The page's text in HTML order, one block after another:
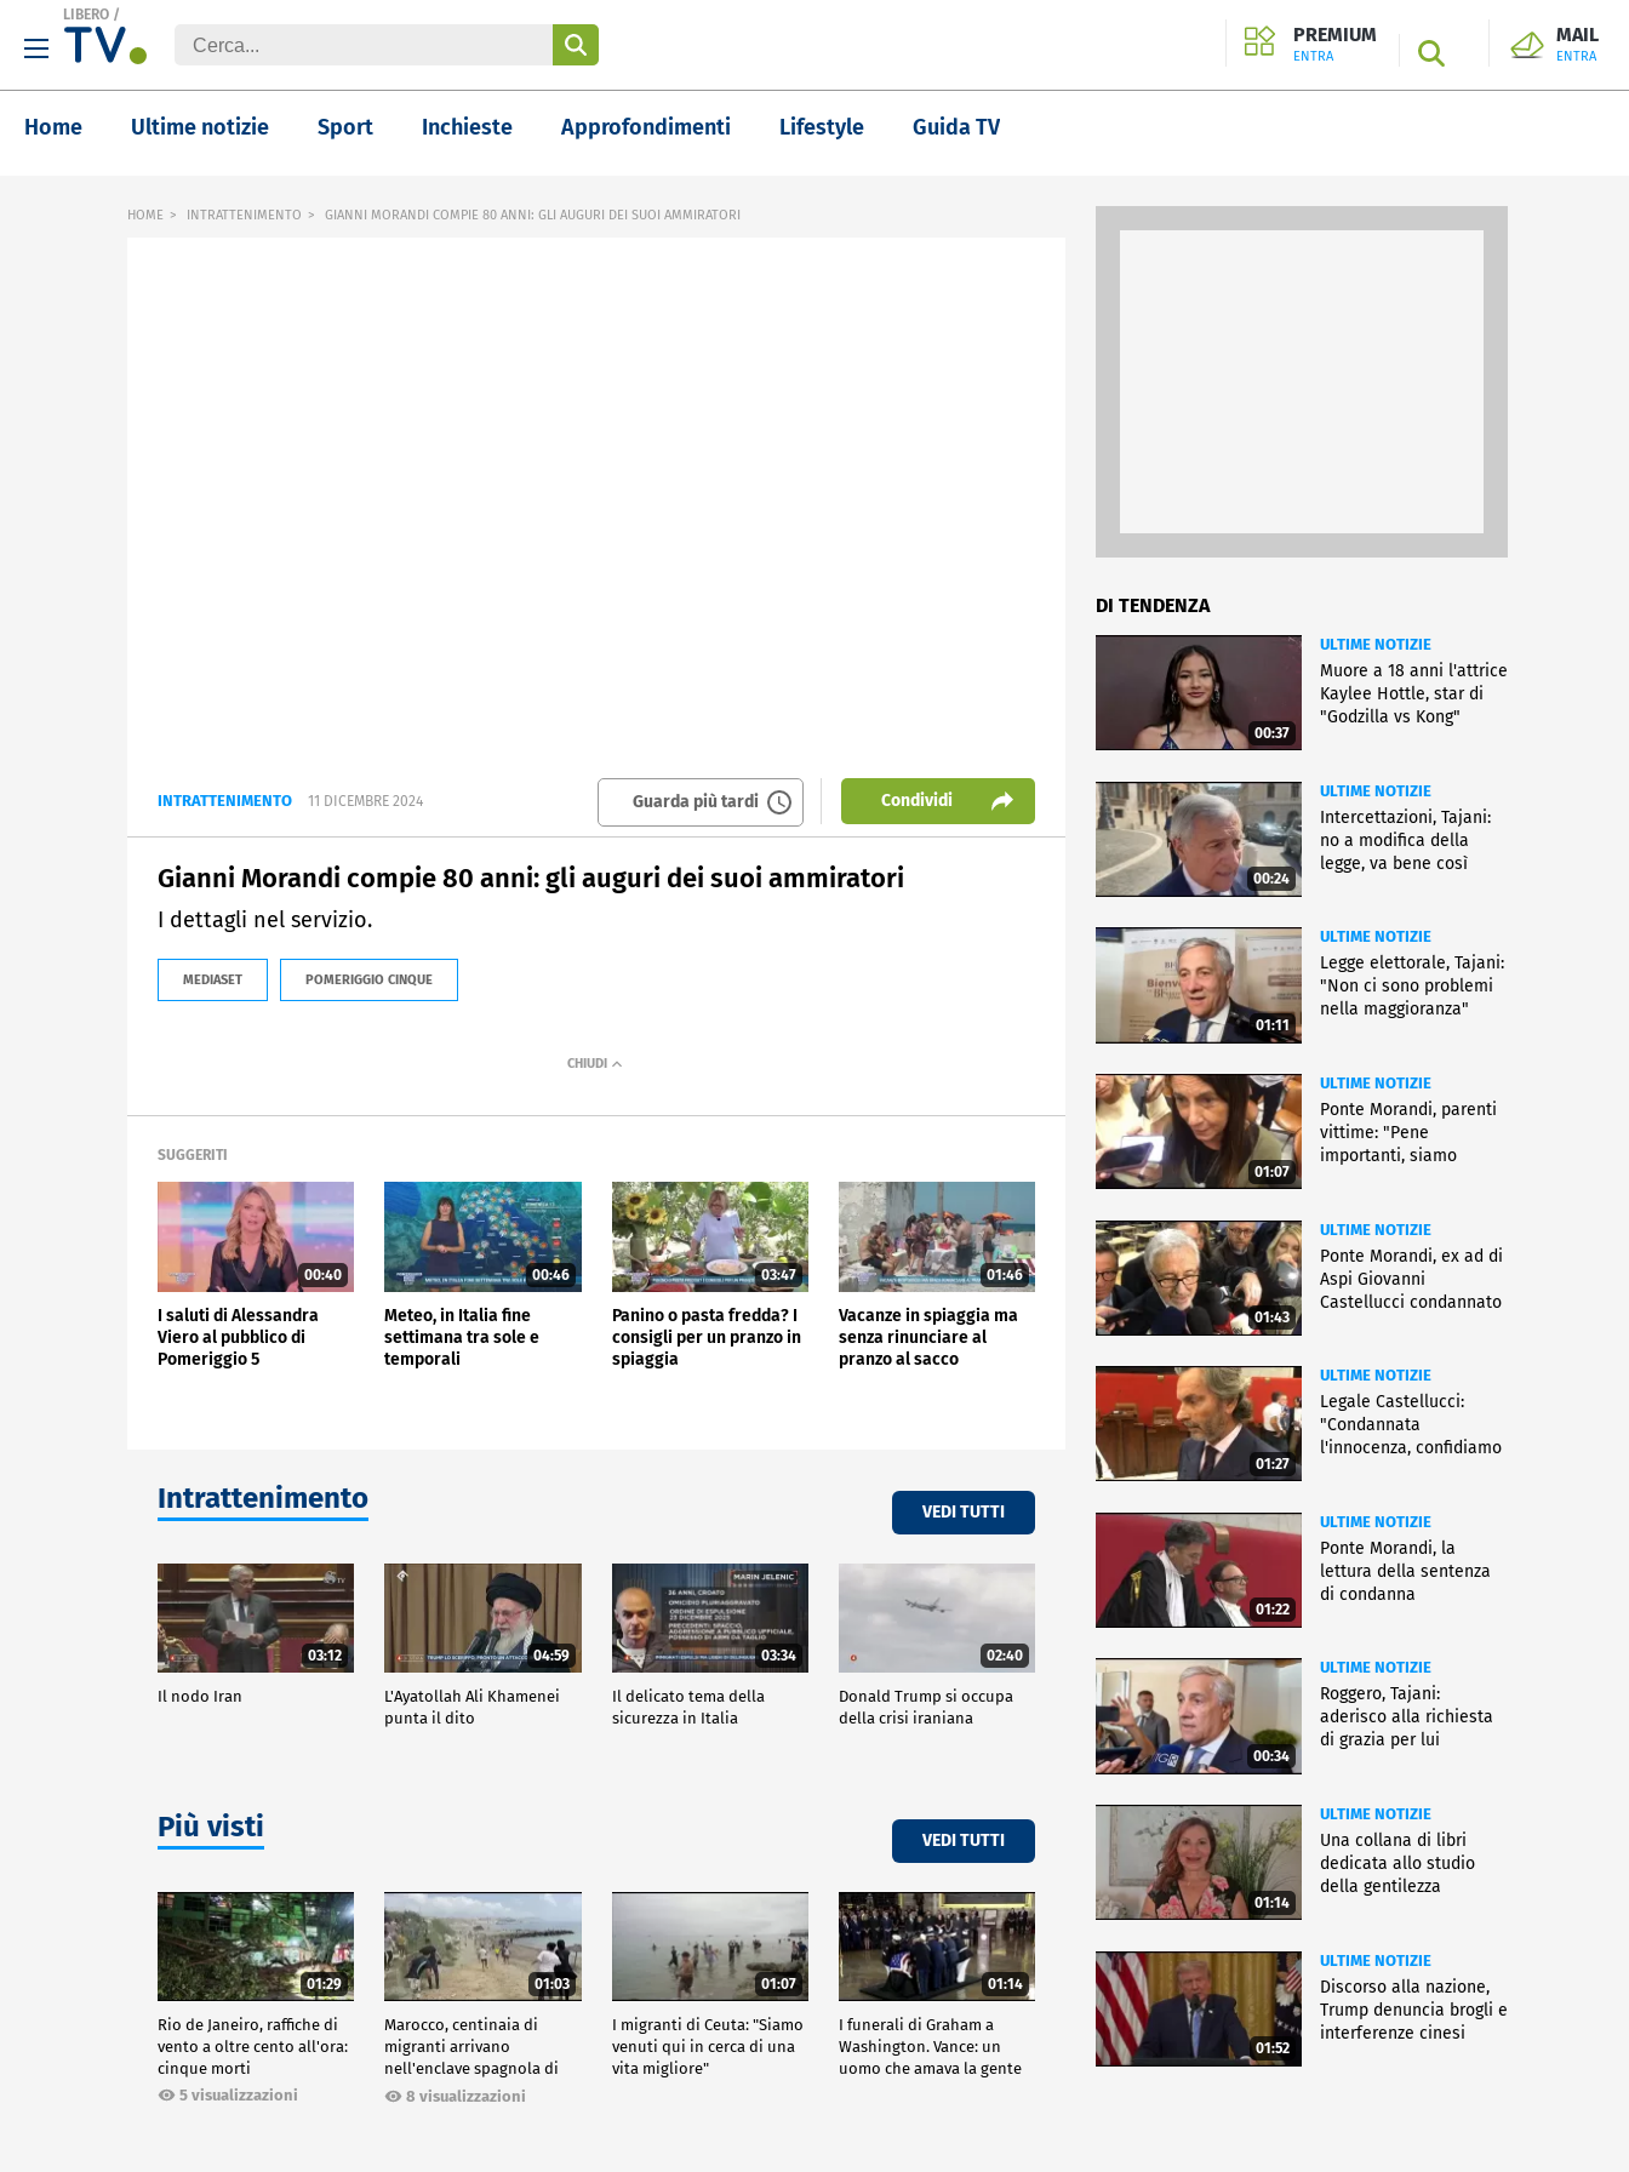
LIBERO /
PREMIUM
ENTRA SEARCH
MAIL
ENTRA
Home Ultime notizie Sport Inchieste Approfondimenti Lifestyle Guida TV
HOME INTRATTENIMENTO GIANNI MORANDI COMPIE 80 ANNI: GLI AUGURI DEI SUOI AMMIRATORI
INTRATTENIMENTO 11 DICEMBRE 2024 Guarda più tardi Condividi
Gianni Morandi compie 80 anni: gli auguri dei suoi ammiratori
I dettagli nel servizio.
MEDIASET POMERIGGIO CINQUE
SUGGERITI
00:40
I saluti di Alessandra
Viero al pubblico di
Pomeriggio 5
00:46
Meteo, in Italia fine
settimana tra sole e
temporali
03:47
Panino o pasta fredda? I
consigli per un pranzo in
spiaggia
01:46
Vacanze in spiaggia ma
senza rinunciare al
pranzo al sacco
Intrattenimento VEDI TUTTI
03:12
Il nodo Iran
04:59
L'Ayatollah Ali Khamenei
punta il dito
03:34
Il delicato tema della
sicurezza in Italia
02:40
Donald Trump si occupa
della crisi iraniana
Più visti VEDI TUTTI
01:29
Rio de Janeiro, raffiche di
vento a oltre cento all'ora:
cinque morti
5 visualizzazioni
01:03
Marocco, centinaia di
migranti arrivano
nell'enclave spagnola di
Ceuta8 visualizzazioni
01:07
I migranti di Ceuta: "Siamo
venuti qui in cerca di una
vita migliore"
01:14
I funerali di Graham a
Washington. Vance: un
uomo che amava la gente
DI TENDENZA
00:37
ULTIME NOTIZIE
Muore a 18 anni l'attrice
Kaylee Hottle, star di
"Godzilla vs Kong"
00:24
ULTIME NOTIZIE
Intercettazioni, Tajani:
no a modifica della
legge, va bene così
01:11
ULTIME NOTIZIE
Legge elettorale, Tajani:
"Non ci sono problemi
nella maggioranza"
01:07
ULTIME NOTIZIE
Ponte Morandi, parenti
vittime: "Pene
importanti, siamo
01:43
ULTIME NOTIZIE
Ponte Morandi, ex ad di
Aspi Giovanni
Castellucci condannato
01:27
ULTIME NOTIZIE
Legale Castellucci:
"Condannata
l'innocenza, confidiamo
01:22
ULTIME NOTIZIE
Ponte Morandi, la
lettura della sentenza
di condanna
00:34
ULTIME NOTIZIE
Roggero, Tajani:
aderisco alla richiesta
di grazia per lui
01:14
ULTIME NOTIZIE
Una collana di libri
dedicata allo studio
della gentilezza
01:52
ULTIME NOTIZIE
Discorso alla nazione,
Trump denuncia brogli e
interferenze cinesi